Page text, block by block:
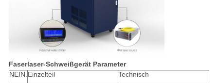
Faserlaser-Schweißgerät Parameter
NEIN.Einzelteil
Technisch